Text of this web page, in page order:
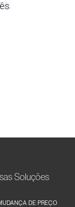
Soluções
DE PREÇO